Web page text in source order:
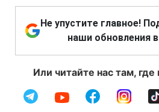
Не упустите главное!
наши обновления
Или читайте нас там, где